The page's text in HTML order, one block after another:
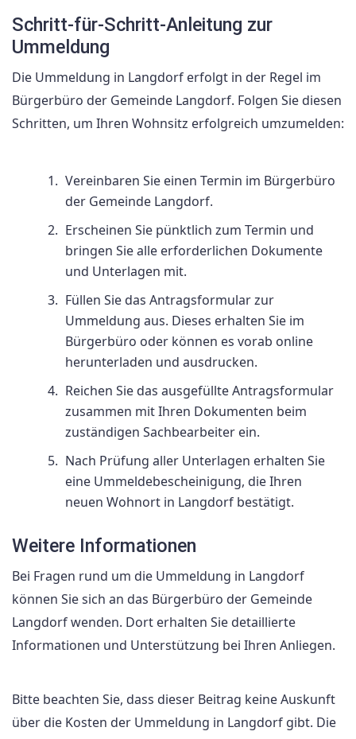
Schritt-für-Schritt-Anleitung zur
Ummeldung
Die Ummeldung in Langdorf erfolgt in der Regel im
Bürgerbüro der Gemeinde Langdorf. Folgen Sie diesen
Schritten, um Ihren Wohnsitz erfolgreich umzumelden:
Vereinbaren Sie einen Termin im Bürgerbüro
der Gemeinde Langdorf.
Erscheinen Sie pünktlich zum Termin und
bringen Sie alle erforderlichen Dokumente
und Unterlagen mit.
Füllen Sie das Antragsformular zur
Ummeldung aus. Dieses erhalten Sie im
Bürgerbüro oder können es vorab online
herunterladen und ausdrucken.
Reichen Sie das ausgefüllte Antragsformular
zusammen mit Ihren Dokumenten beim
zuständigen Sachbearbeiter ein.
Nach Prüfung aller Unterlagen erhalten Sie
eine Ummeldebescheinigung, die Ihren
neuen Wohnort in Langdorf bestätigt.
Weitere Informationen
Bei Fragen rund um die Ummeldung in Langdorf
können Sie sich an das Bürgerbüro der Gemeinde
Langdorf wenden. Dort erhalten Sie detaillierte
Informationen und Unterstützung bei Ihren Anliegen.
Bitte beachten Sie, dass dieser Beitrag keine Auskunft
über die Kosten der Ummeldung in Langdorf gibt. Die